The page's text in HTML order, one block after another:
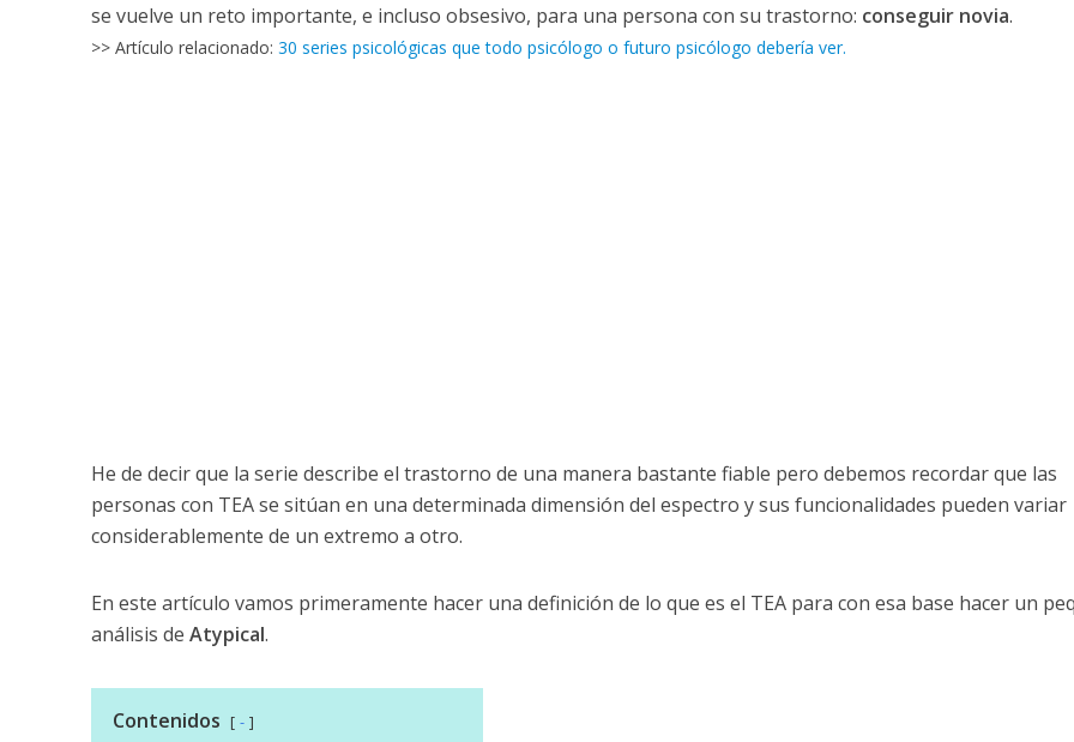
se vuelve un reto importante, e incluso obsesivo, para una persona con su trastorno: conseguir novia.
>> Artículo relacionado: 30 series psicológicas que todo psicólogo o futuro psicólogo debería ver.
He de decir que la serie describe el trastorno de una manera bastante fiable pero debemos recordar que las
personas con TEA se sitúan en una determinada dimensión del espectro y sus funcionalidades pueden variar
considerablemente de un extremo a otro.
En este artículo vamos primeramente hacer una definición de lo que es el TEA para con esa base hacer un
análisis de Atypical.
Contenidos
-